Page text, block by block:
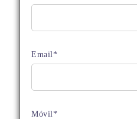
Email*
Móvil*